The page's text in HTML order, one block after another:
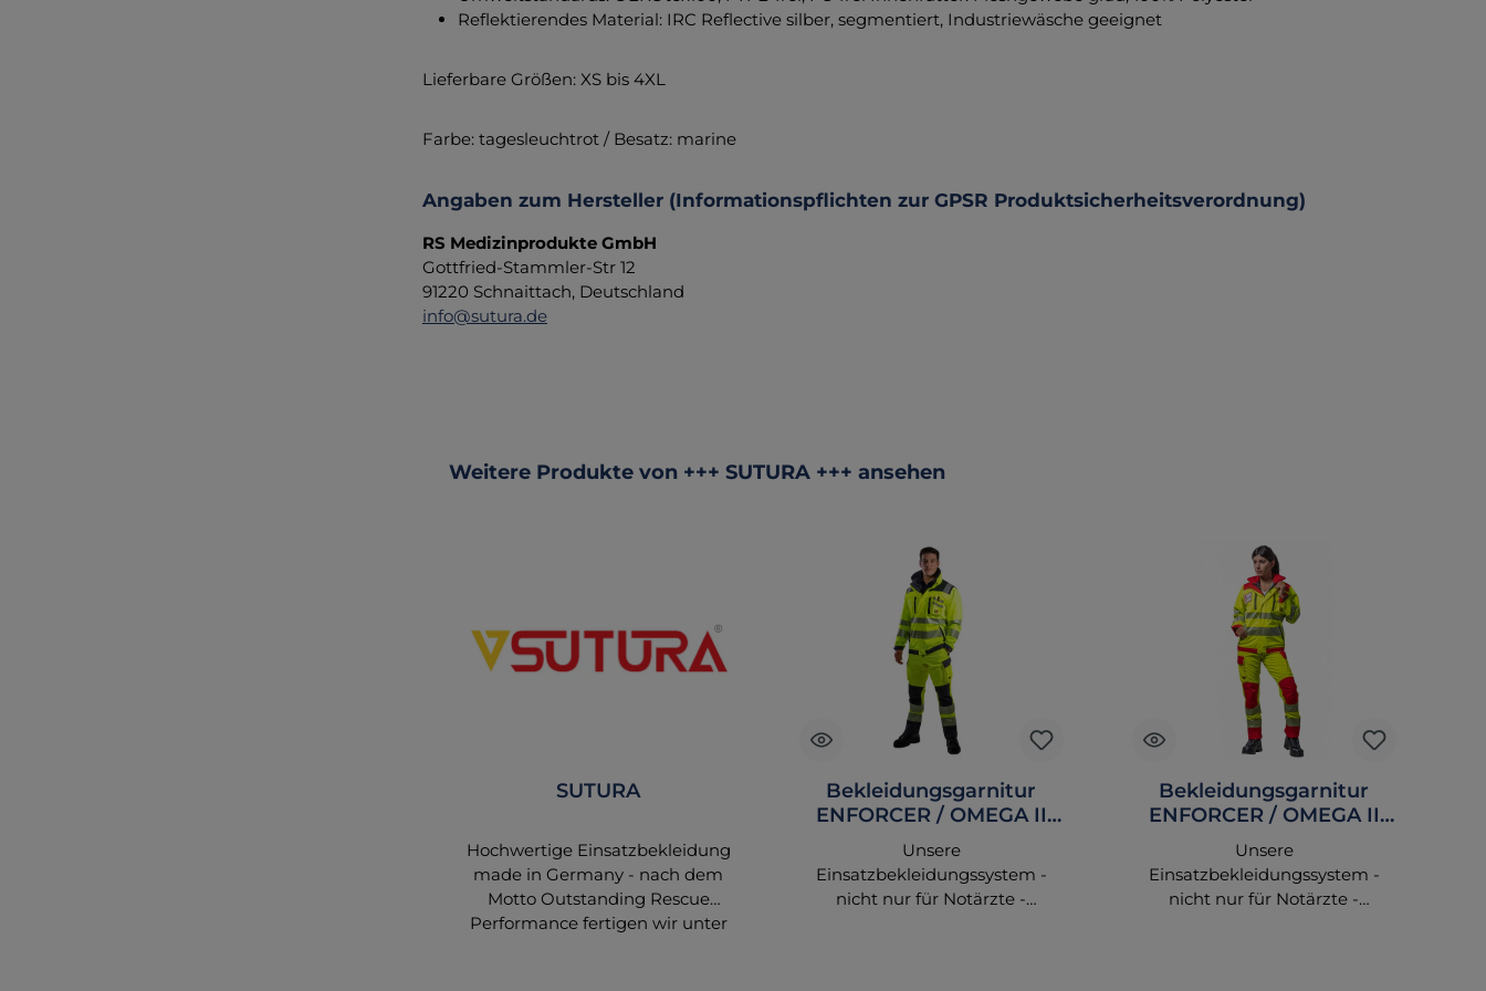
Reflektierendes Material: IRC Reflective silber, segmentiert, Industriewäsche geeignet
Lieferbare Größen: XS bis 4XL
Farbe: tagesleuchtrot / Besatz: marine
Angaben zum Hersteller (Informationspflichten zur GPSR Produktsicherheitsverordnung)
RS Medizinprodukte GmbH
Gottfried-Stammler-Str 12
91220 Schnaittach, Deutschland
info@sutura.de
Produktgalerie überspringen
Weitere Produkte von +++ SUTURA +++ ansehen
SUTURA
Hochwertige Einsatzbekleidung
made in Germany - nach dem
Motto Outstanding Rescue
Performance fertigen wir unter
Bekleidungsgarnitur
ENFORCER / OMEGA II
tagesleuchtgelb/marine
Unsere
Einsatzbekleidungssystem -
nicht nur für Notärzte -
Bekleidungsgarnitur
ENFORCER / OMEGA II
tagesleuchtgelb/rot
Komplettset
Unsere
Einsatzbekleidungssystem -
nicht nur für Notärzte -